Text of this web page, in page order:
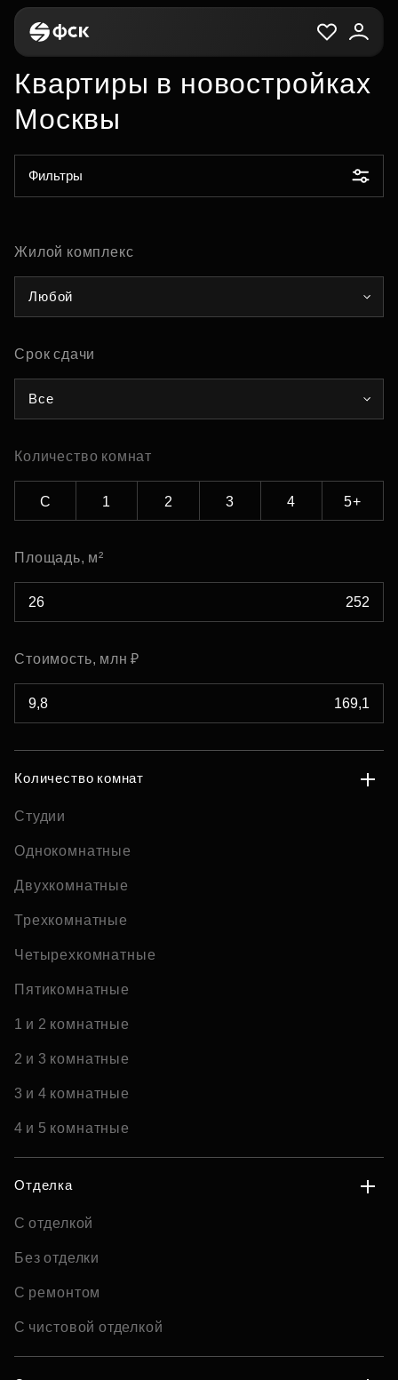
Квартиры в новостройках
Москвы
Фильтры
Жилой комплекс
Любой
Срок сдачи
Все
Количество комнат
С 1 2 3 4 5+
Площадь, м²
Стоимость, млн ₽
Количество комнат
Студии
Однокомнатные
Двухкомнатные
Трехкомнатные
Четырехкомнатные
Пятикомнатные
1 и 2 комнатные
2 и 3 комнатные
3 и 4 комнатные
4 и 5 комнатные
Отделка
С отделкой
Без отделки
С ремонтом
С чистовой отделкой